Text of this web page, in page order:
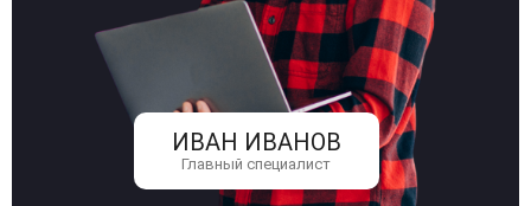
ИВАН ИВАНОВ
Главный специалист